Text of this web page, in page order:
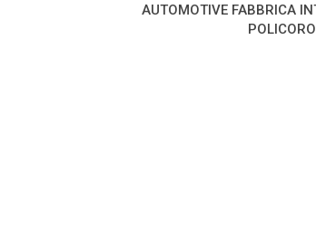
AUTOMOTIVE FABBRICA